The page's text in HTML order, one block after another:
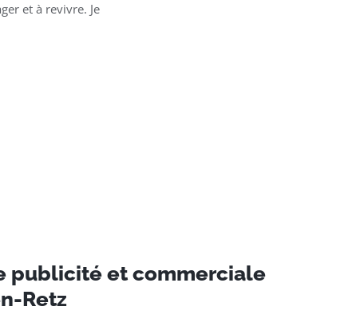
et à revivre. Je
publicité et commerciale
Retz